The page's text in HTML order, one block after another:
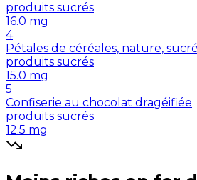
produits sucrés
16.0 mg
4
Pétales de céréales, nature,
produits sucrés
15.0 mg
5
Confiserie au chocolat dragéifiée
produits sucrés
12.5 mg